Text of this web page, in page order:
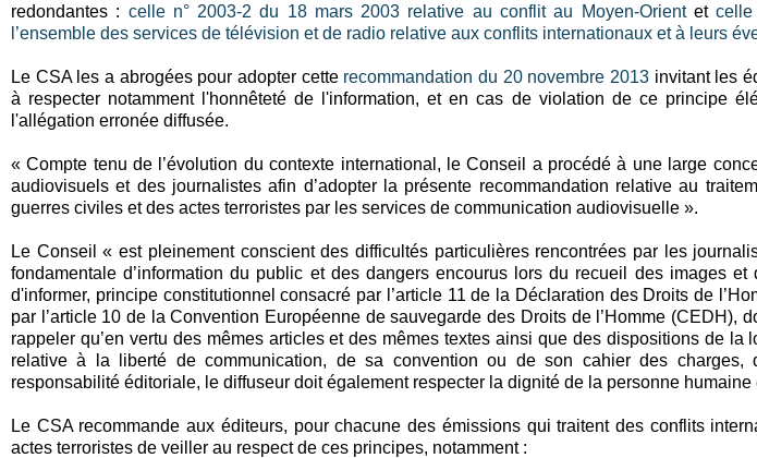
redondantes : celle n° 2003-2 du 18 mars 2003 relative au conflit au Moyen-Orientet
l’ensemble des services de télévision et de radio relative aux conflits internationaux et à leurs
Le CSA les a abrogées pour adopter cette recommandation du 20 novembre 2013 invitant les
à respecter notamment l'honnêteté de l'information, et en cas de violation de ce principe
l'allégation erronée diffusée.
« Compte tenu de l’évolution du contexte international, le Conseil a procédé à une large
audiovisuels et des journalistes afin d’adopter la présente recommandation relative au
guerres civiles et des actes terroristes par les services de communication audiovisuelle ».
Le Conseil « est pleinement conscient des difficultés particulières rencontrées par les
fondamentale d’information du public et des dangers encourus lors du recueil des images
d'informer, principe constitutionnel consacré par l’article 11 de la Déclaration des Droits de
par l’article 10 de la Convention Européenne de sauvegarde des Droits de l’Homme (CEDH),
rappeler qu’en vertu des mêmes articles et des mêmes textes ainsi que des dispositions de la
relative à la liberté de communication, de sa convention ou de son cahier des
responsabilité éditoriale, le diffuseur doit également respecter la dignité de la personne
Le CSA recommande aux éditeurs, pour chacune des émissions qui traitent des conflits
actes terroristes de veiller au respect de ces principes, notamment :